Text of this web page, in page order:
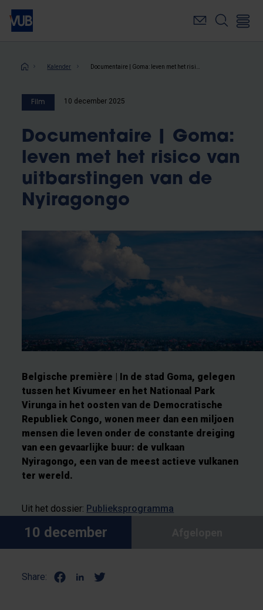
Overslaan
naar
inhoudKruimelpad
Kalender
Film 10 december 2025
Documentaire | Goma:
leven met het risico van
uitbarstingen van de
Nyiragongo
Belgische première | In de stad Goma, gelegen
tussen het Kivumeer en het Nationaal Park
Virunga in het oosten van de Democratische
Republiek Congo, wonen meer dan een miljoen
mensen die leven onder de constante dreiging
van een gevaarlijke buur: de vulkaan
Nyiragongo, een van de meest actieve vulkanen
ter wereld.
Uit het dossier: Publieksprogramma
10 december
Share: